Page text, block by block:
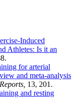
Induced
Athletes: Is it an
for arterial
and meta-analysis
13, 201.
and resting